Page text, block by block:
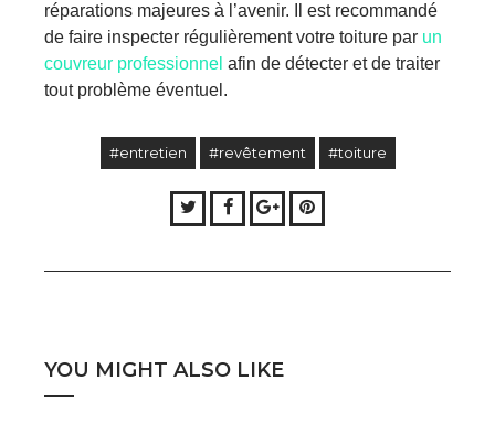
réparations majeures à l’avenir. Il est recommandé
de faire inspecter régulièrement votre toiture par un
couvreur professionnel afin de détecter et de traiter
tout problème éventuel.
#entretien #revêtement #toiture
TwitterFacebook
Google+Pinterest
YOU MIGHT ALSO LIKE